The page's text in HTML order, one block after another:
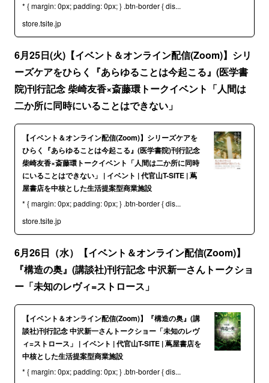
* { margin: 0px; padding: 0px; } .btn-border { dis...
store.tsite.jp
6月25日(火)【イベント＆オンライン配信(Zoom)】シリ
ーズケアをひらく『あらゆることは今起こる』(医学書
院)刊行記念 柴崎友香×斎藤環トークイベント「人間は
二か所に同時にいることはできない」
【イベント＆オンライン配信(Zoom)】シリーズケアを
ひらく『あらゆることは今起こる』(医学書院)刊行記念
柴崎友香×斎藤環トークイベント「人間は二か所に同時
にいることはできない」 | イベント | 代官山T-SITE | 蔦
屋書店を中核とした生活提案型商業施設
* { margin: 0px; padding: 0px; } .btn-border { dis...
store.tsite.jp
6月26日（水）【イベント＆オンライン配信(Zoom)】
『構造の奥』(講談社)刊行記念 中沢新一さんトークショ
ー「未知のレヴィ=ストロース」
【イベント＆オンライン配信(Zoom)】『構造の奥』(講
談社)刊行記念 中沢新一さんトークショー「未知のレヴ
ィ=ストロース」 | イベント | 代官山T-SITE | 蔦屋書店を
中核とした生活提案型商業施設
* { margin: 0px; padding: 0px; } .btn-border { dis...